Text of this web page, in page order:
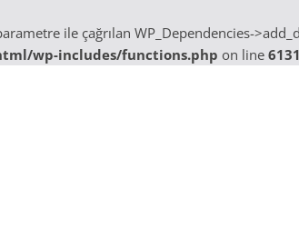
ile çağrılan WP_Dependencies-
wp-includes/functions.php on line 6131